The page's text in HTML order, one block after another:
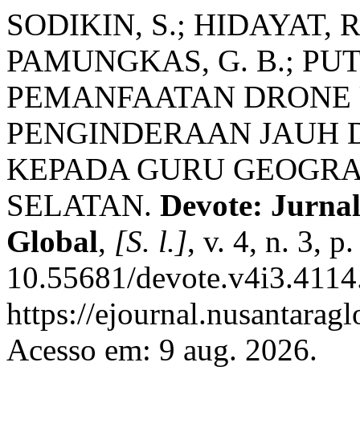
SODIKIN, S.; HIDAYAT,
PAMUNGKAS, G. B.;
PEMANFAATAN
PENGINDERAAN JAUH
KEPADA GURU
SELATAN. Devote:
Global, [S. l.], v. 4, n. 3,
10.55681/
https://
Acesso em: 9 aug. 2026.